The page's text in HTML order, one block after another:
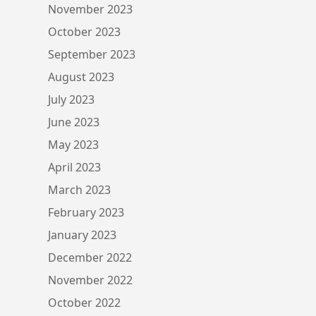
November 2023
October 2023
September 2023
August 2023
July 2023
June 2023
May 2023
April 2023
March 2023
February 2023
January 2023
December 2022
November 2022
October 2022